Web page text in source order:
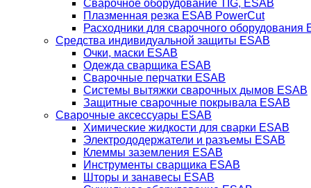
Сварочное оборудование TIG, ESAB
Плазменная резка ESAB PowerCut
Расходники для сварочного оборудования
Средства индивидуальной защиты ESAB
Очки, маски ESAB
Одежда сварщика ESAB
Сварочные перчатки ESAB
Системы вытяжки сварочных дымов ESAB
Защитные сварочные покрывала ESAB
Сварочные аксессуары ESAB
Химические жидкости для сварки ESAB
Электрододержатели и разъемы ESAB
Клеммы заземления ESAB
Инструменты сварщика ESAB
Шторы и занавесы ESAB